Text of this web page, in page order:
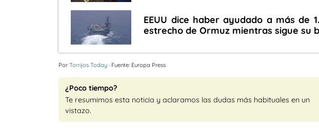
EEUU dice haber ayudado a más de
estrecho de Ormuz mientras sigue su
Por Torrijos Today · Fuente: Europa Press
¿Poco tiempo?
Te resumimos esta noticia y aclaramos las dudas más habituales en un
vistazo.